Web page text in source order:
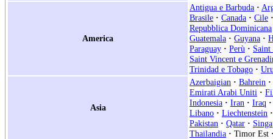
America
Antigua e Barbuda ·
Brasile · Canada · Cile ·
Repubblica Dominicana
Guatemala · Guyana ·
Paraguay · Perù ·
Saint Vincent e
Trinidad e Tobago ·
Asia
Azerbaigian · Bahrein ·
Emirati Arabi Uniti ·
Indonesia · Iran · Iraq ·
Libano · Liechtenstein ·
Pakistan · Qatar ·
Thailandia · Timor Est